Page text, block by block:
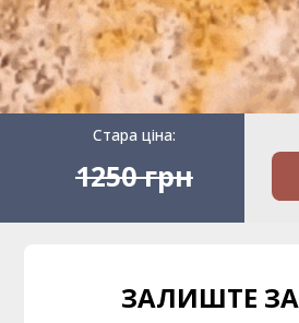
Стара ціна:
1250 грн
ЗАЛИШТЕ